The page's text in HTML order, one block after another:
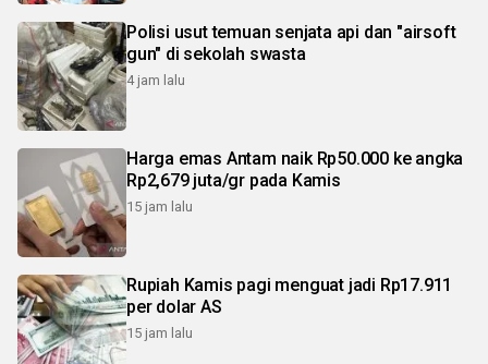
Polisi usut temuan senjata api dan "airsoft
gun" di sekolah swasta
4 jam lalu
Harga emas Antam naik Rp50.000 ke angka
Rp2,679 juta/gr pada Kamis
15 jam lalu
Rupiah Kamis pagi menguat jadi Rp17.911
per dolar AS
15 jam lalu